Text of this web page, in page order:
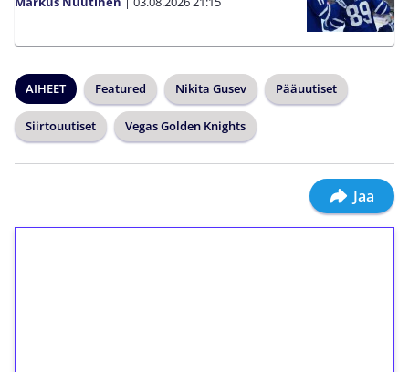
AIHEET Featured Nikita Gusev Pääuutiset
Siirtouutiset Vegas Golden Knights
Jaa